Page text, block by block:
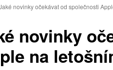
novinky očekávat od společnosti
novinky
na